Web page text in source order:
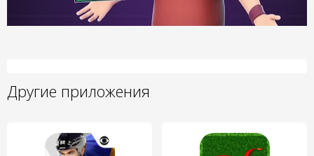
Другие приложения